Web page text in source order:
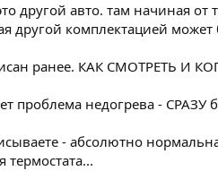
другой авто. там начиная
другой комплектацией
ранее. КАК СМОТРЕТЬ И
проблема недогрева - СРАЗУ
- абсолютно
термостата...